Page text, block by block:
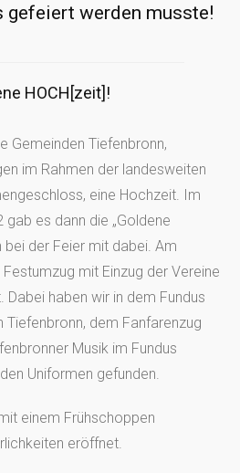
gefeiert werden musste!
HOCH[zeit]!
Gemeinden Tiefenbronn,
im Rahmen der landesweiten
eine Hochzeit. Im
es dann die „Goldene
bei der Feier mit dabei. Am
mit Einzug der Vereine
haben wir in dem Fundus
Tiefenbronn, dem Fanfarenzug
Musik im Fundus
Uniformen gefunden.
einem Frühschoppen
eröffnet.